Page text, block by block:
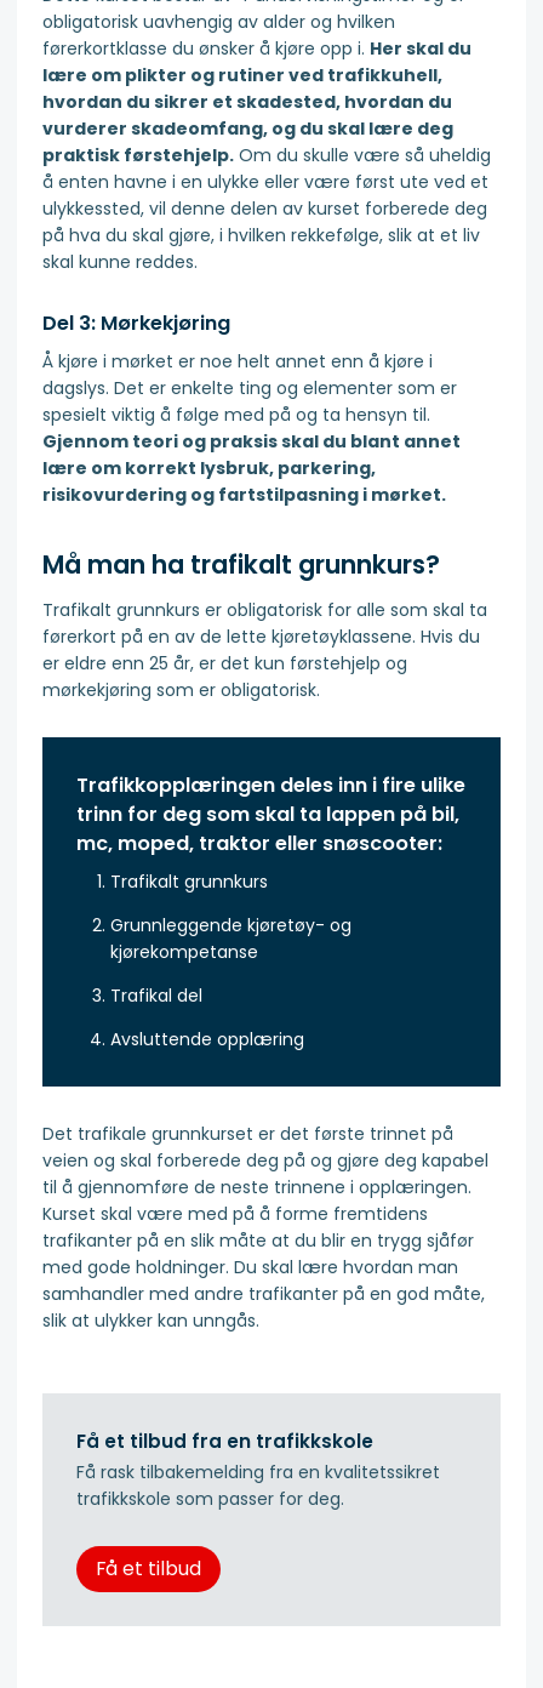
obligatorisk uavhengig av alder og hvilken
førerkortklasse du ønsker å kjøre opp i. Her skal du
lære om plikter og rutiner ved trafikkuhell,
hvordan du sikrer et skadested, hvordan du
vurderer skadeomfang, og du skal lære deg
praktisk førstehjelp. Om du skulle være så uheldig
å enten havne i en ulykke eller være først ute ved et
ulykkessted, vil denne delen av kurset forberede deg
på hva du skal gjøre, i hvilken rekkefølge, slik at et liv
skal kunne reddes.
Del 3: Mørkekjøring
Å kjøre i mørket er noe helt annet enn å kjøre i
dagslys. Det er enkelte ting og elementer som er
spesielt viktig å følge med på og ta hensyn til.
Gjennom teori og praksis skal du blant annet
lære om korrekt lysbruk, parkering,
risikovurdering og fartstilpasning i mørket.
Må man ha trafikalt grunnkurs?
Trafikalt grunnkurs er obligatorisk for alle som skal ta
førerkort på en av de lette kjøretøyklassene. Hvis du
er eldre enn 25 år, er det kun førstehjelp og
mørkekjøring som er obligatorisk.
Trafikkopplæringen deles inn i fire ulike
trinn for deg som skal ta lappen på bil,
mc, moped, traktor eller snøscooter:
Trafikalt grunnkurs
Grunnleggende kjøretøy- og
kjørekompetanse
Trafikal del
Avsluttende opplæring
Det trafikale grunnkurset er det første trinnet på
veien og skal forberede deg på og gjøre deg kapabel
til å gjennomføre de neste trinnene i opplæringen.
Kurset skal være med på å forme fremtidens
trafikanter på en slik måte at du blir en trygg sjåfør
med gode holdninger. Du skal lære hvordan man
samhandler med andre trafikanter på en god måte,
slik at ulykker kan unngås.
Få et tilbud fra en trafikkskole
Få rask tilbakemelding fra en kvalitetssikret
trafikkskole som passer for deg.
Få et tilbud